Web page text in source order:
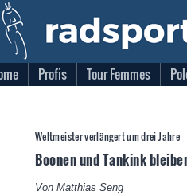
Profis Tour Femmes
Weltmeister verlängert um drei Jahre
Boonen und Tankink
Von Matthias Seng